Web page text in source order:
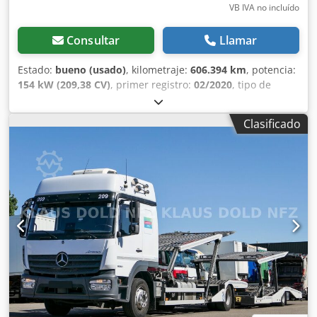
VB IVA no incluído
Consultar Llamar
Estado: bueno (usado), kilometraje: 606.394 km, potencia:
154 kW (209,38 CV), primer registro: 02/2020, tipo de
, tamaño del neumático:
configuración de ejes:4x2, distancia entre ejes:6.100 mm,
combustible:diésel, color:gris, cabina del conductor:
número de marchas:
, clase de emisión:
amortiguación:acero-aire
total:
10.830 mm, ancho total:
3.200 mm, longitud del espacio de carga:
anchura del espacio de carga:2.480 mm , Año de
fabricación:2020, Equipamiento:ABS, aire acondicionado,
calefacción del asiento, cierre centralizado, control de
crucero, control de tracción, espejo retrovisor eléctrico,
regulación eléctrica de las ventanillas, = Opciones y
accesorios adicionales = - Espejos calefactados - Tacógrafo
digital - Tacógrafo (dispositivo de control) - Fijo - Lámpara
Clasificado